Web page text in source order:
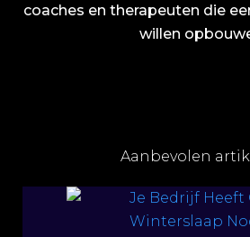
coaches en therapeuten die
willen
Aanbevolen